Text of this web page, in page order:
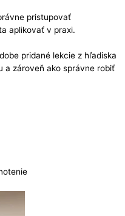
pristupovať
aplikovať v praxi.
pridané lekcie z hľadiska
a zároveň ako správne robiť